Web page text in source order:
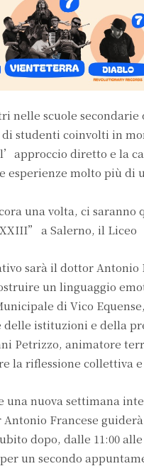
nelle scuole
studenti coinvolti in
diretto e la
esperienze molto più di
una volta, ci
a Salerno, il Liceo
sarà il dottor
un linguaggio
di Vico
delle istituzioni e della
Petrizzo, animatore
la riflessione collettiva
una nuova settimana
Francese
dopo, dalle 11:00
un secondo